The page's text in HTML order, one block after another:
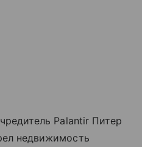
Palantir Питер
недвижимость